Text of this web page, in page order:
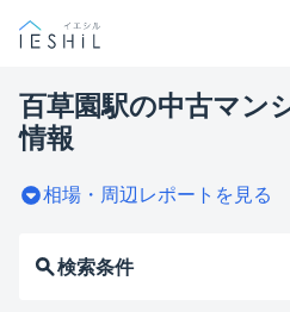
百草園駅の中古マン
情報
相場・周辺レポートを見る
検索条件